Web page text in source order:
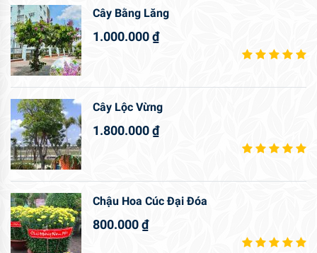
Cây Bằng Lăng
1.000.000₫
Cây Lộc Vừng
1.800.000₫
Chậu Hoa Cúc Đại Đóa
800.000₫